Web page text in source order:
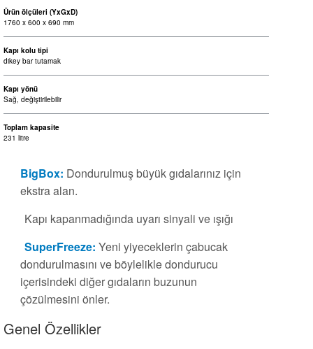
Ürün ölçüleri (YxGxD)
1760 x 600 x 690 mm
Kapı kolu tipi
dikey bar tutamak
Kapı yönü
Sağ, değiştirilebilir
Toplam kapasite
231 litre
BigBox: Dondurulmuş büyük gıdalarınız için
ekstra alan.
Kapı kapanmadığında uyarı sinyali ve ışığı
SuperFreeze: Yeni yiyeceklerin çabucak
dondurulmasını ve böylelikle dondurucu
içerisindeki diğer gıdaların buzunun
çözülmesini önler.
Genel Özellikler